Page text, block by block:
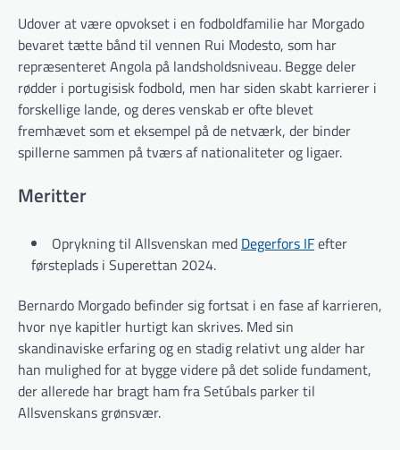
Udover at være opvokset i en fodboldfamilie har Morgado
bevaret tætte bånd til vennen Rui Modesto, som har
repræsenteret Angola på landsholdsniveau. Begge deler
rødder i portugisisk fodbold, men har siden skabt karrierer i
forskellige lande, og deres venskab er ofte blevet
fremhævet som et eksempel på de netværk, der binder
spillerne sammen på tværs af nationaliteter og ligaer.
Meritter
Oprykning til Allsvenskan med Degerfors IFefter
førsteplads i Superettan 2024.
Bernardo Morgado befinder sig fortsat i en fase af karrieren,
hvor nye kapitler hurtigt kan skrives. Med sin
skandinaviske erfaring og en stadig relativt ung alder har
han mulighed for at bygge videre på det solide fundament,
der allerede har bragt ham fra Setúbals parker til
Allsvenskans grønsvær.